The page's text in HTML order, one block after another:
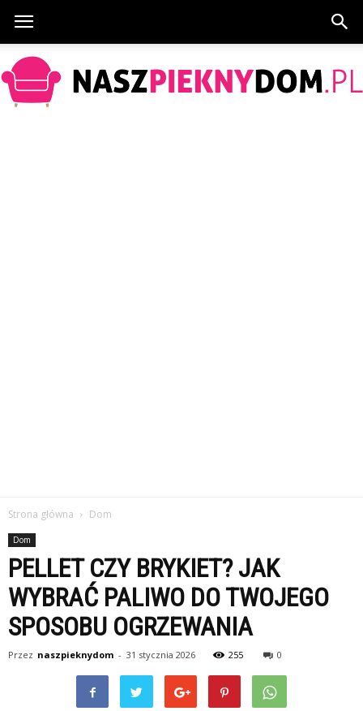
Strona główna Dom
Dom
PELLET CZY BRYKIET? JAK
WYBRAĆ PALIWO DO TWOJEGO
SPOSOBU OGRZEWANIA
Przez naszpieknydom - 31 stycznia 2026 255 0